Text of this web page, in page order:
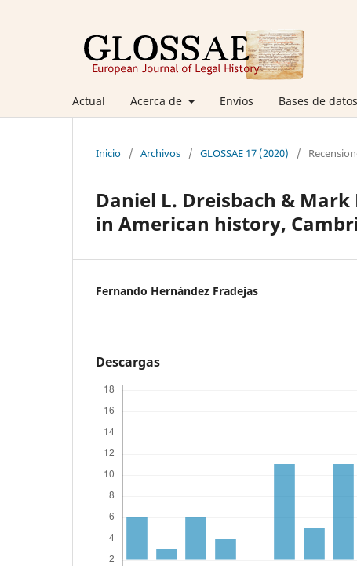
Actual Acerca de Envíos Bases de
Inicio / Archivos / GLOSSAE 17 (2020) /
Daniel L. Dreisbach &
in American history,
Fernando Hernández Fradejas
Descargas